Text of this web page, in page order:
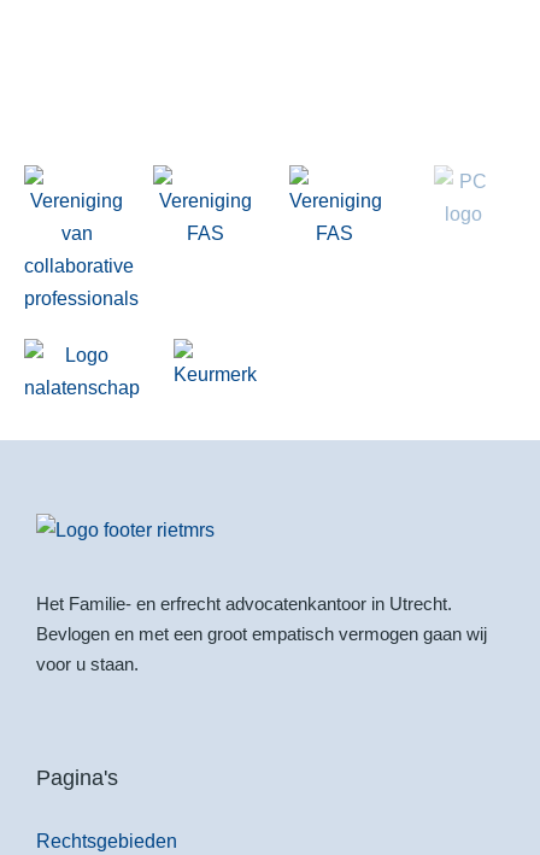
Het Familie- en erfrecht advocatenkantoor in Utrecht.
Bevlogen en met een groot empatisch vermogen gaan wij
voor u staan.
Pagina's
Rechtsgebieden